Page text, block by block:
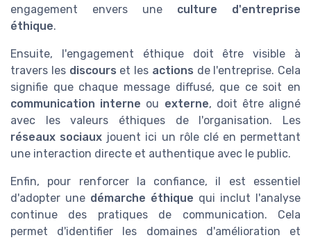
engagement envers une culture d'entreprise
éthique.
Ensuite, l'engagement éthique doit être visible à
travers les discours et les actions de l'entreprise. Cela
signifie que chaque message diffusé, que ce soit en
communication interne ou externe, doit être aligné
avec les valeurs éthiques de l'organisation. Les
réseaux sociaux jouent ici un rôle clé en permettant
une interaction directe et authentique avec le public.
Enfin, pour renforcer la confiance, il est essentiel
d'adopter une démarche éthique qui inclut l'analyse
continue des pratiques de communication. Cela
permet d'identifier les domaines d'amélioration et